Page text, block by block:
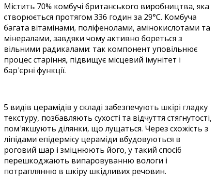
Містить 70% комбучі британського виробництва, яка
створюється протягом 336 годин за 29°C. Комбуча
багата вітамінами, поліфенолами, амінокислотами та
мінералами, завдяки чому активно бореться з
вільними радикалами: так компонент уповільнює
процес старіння, підвищує місцевий імунітет і
бар'єрні функції.
5 видів церамідів у складі забезпечують шкірі гладку
текстуру, позбавляють сухості та відчуття стягнутості,
пом'якшують ділянки, що лущаться. Через схожість з
ліпідами епідермісу цераміди вбудовуються в
роговий шар і зміцнюють його, у такий спосіб
перешкоджають випаровуванню вологи і
потраплянню в шкіру шкідливих речовин.